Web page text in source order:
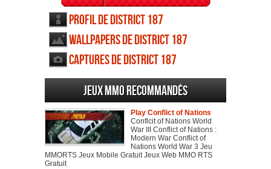
Profil de District 187
Wallpapers de District 187
Captures de District 187
Jeux MMO recommandés
Play Conflict of Nations
Conflcit of Nations World
War III Conflict of Nations :
Modern War Conflict of
Nations World War 3 Jeu
MMORTS Jeux Mobile Gratuit Jeux Web MMO RTS
Gratuit